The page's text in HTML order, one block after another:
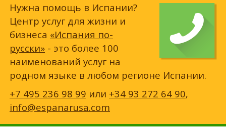
Нужна помощь в Испании?
Центр услуг для жизни и
бизнеса «Испания по-
русски» - это более 100
наименований услуг на
родном языке в любом регионе Испании.
+7 495 236 98 99 или +34 93 272 64 90,
info@espanarusa.com